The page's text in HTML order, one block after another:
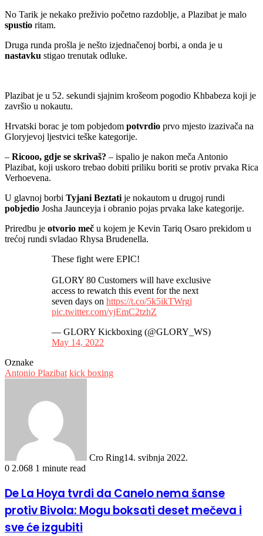
No Tarik je nekako preživio početno razdoblje, a Plazibat je malo
spustio ritam.
Druga runda prošla je nešto izjednačenoj borbi, a onda je u
nastavku stigao trenutak odluke.
Plazibat je u 52. sekundi sjajnim krošeom pogodio Khbabeza koji je
završio u nokautu.
Hrvatski borac je tom pobjedom potvrdio prvo mjesto izazivača na
Gloryjevoj ljestvici teške kategorije.
– Ricooo, gdje se skrivaš? – ispalio je nakon meča Antonio
Plazibat, koji uskoro trebao dobiti priliku boriti se protiv prvaka Rica
Verhoevena.
U glavnoj borbi Tyjani Beztati je nokautom u drugoj rundi
pobjedio Josha Jaunceyja i obranio pojas prvaka lake kategorije.
Priredbu je otvorio meč u kojem je Kevin Tariq Osaro prekidom u
trećoj rundi svladao Rhysa Brudenella.
These fight were EPIC!
GLORY 80 Customers will have exclusive
access to rewatch this event for the next
seven days on https://t.co/5k5ikTWrgj
pic.twitter.com/yjEmC2tzhZ
— GLORY Kickboxing (@GLORY_WS)
May 14, 2022
Oznake
Antonio Plazibat kick boxing
Cro Ring14. svibnja 2022.
0 2.068 1 minute read
De La Hoya tvrdi da Canelo nema šanse
protiv Bivola: Mogu boksati deset mečeva i
sve će izgubiti